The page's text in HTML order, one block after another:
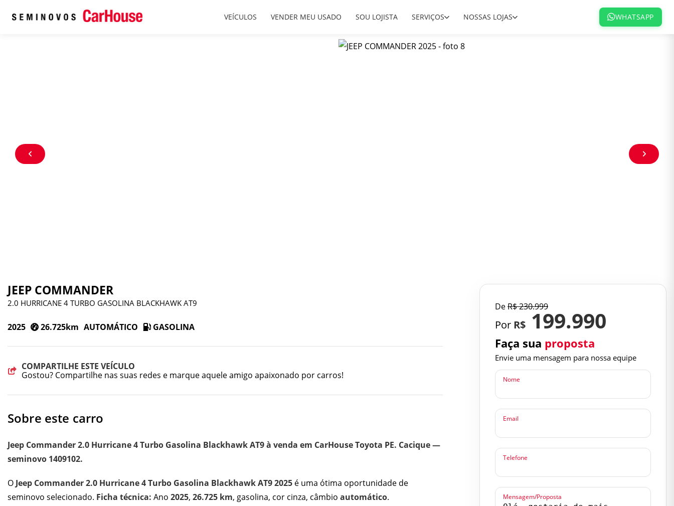
VEÍCULOS VENDER MEU USADO SOU LOJISTA SERVIÇOS NOSSAS LOJAS WHATSAPP
JEEP COMMANDER
2.0 HURRICANE 4 TURBO GASOLINA BLACKHAWK AT9
2025 26.725km AUTOMÁTICO GASOLINA
COMPARTILHE ESTE VEÍCULO
Gostou? Compartilhe nas suas redes e marque aquele amigo apaixonado por carros!
Sobre este carro
Jeep Commander 2.0 Hurricane 4 Turbo Gasolina Blackhawk AT9 à venda em CarHouse Toyota PE. Cacique —
seminovo 1409102.
O Jeep Commander 2.0 Hurricane 4 Turbo Gasolina Blackhawk AT9 2025 é uma ótima oportunidade de
seminovo selecionado. Ficha técnica: Ano 2025, 26.725 km, gasolina, cor cinza, câmbio automático.
DeR$230.999
Por R$ 199.990
Faça sua proposta
Envie uma mensagem para nossa equipe
Nome
Email
Telefone
Mensagem/Proposta